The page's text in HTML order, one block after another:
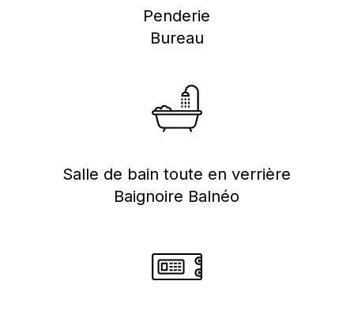
Penderie
Bureau
Salle de bain toute en verrière
Baignoire Balnéo